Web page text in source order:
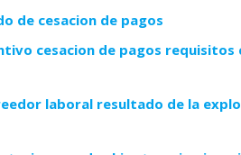
de cesacion de pagos
cesacion de pagos
laboral resultado de la